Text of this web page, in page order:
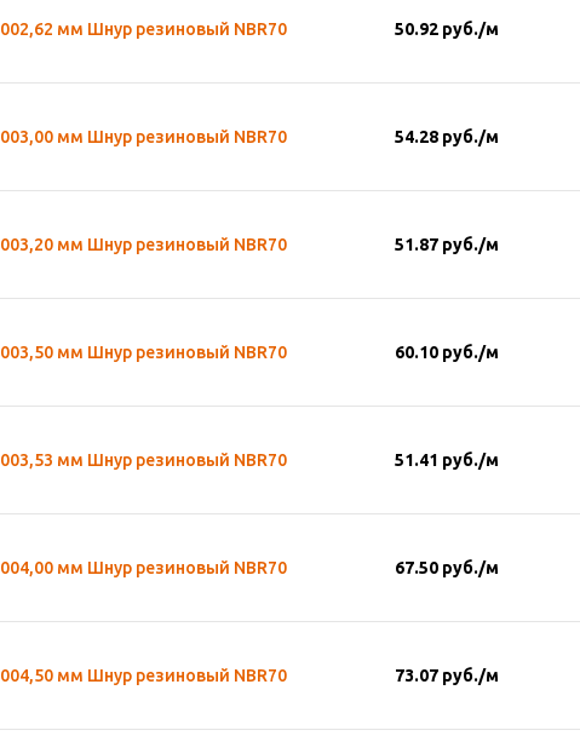
002,62 мм Шнур резиновый NBR70 50.92 руб./м
003,00 мм Шнур резиновый NBR70 54.28 руб./м
003,20 мм Шнур резиновый NBR70 51.87 руб./м
003,50 мм Шнур резиновый NBR70 60.10 руб./м
003,53 мм Шнур резиновый NBR70 51.41 руб./м
004,00 мм Шнур резиновый NBR70 67.50 руб./м
004,50 мм Шнур резиновый NBR70 73.07 руб./м